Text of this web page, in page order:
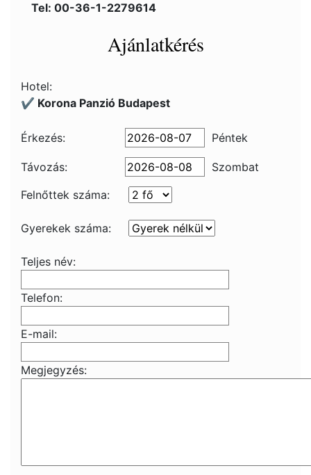
Tel: 00-36-1-2279614
Ajánlatkérés
Hotel:
✔️ Korona Panzió Budapest
Érkezés: Péntek
Távozás:
Szombat
Felnőttek száma:
Gyerekek száma:
Teljes név:
Telefon:
E-mail:
Megjegyzés: